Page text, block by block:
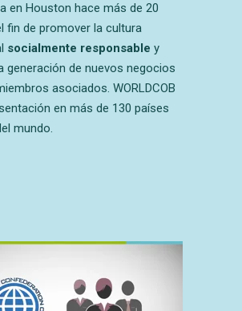
en Houston hace más de 20
fin de promover la cultura
socialmente responsable y
generación de nuevos negocios
asociados. WORLDCOB
en más de 130 países
mundo.